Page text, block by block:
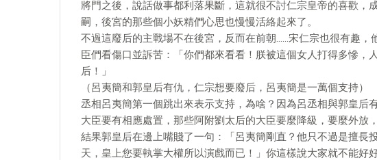
將門之後，說話做事都利落果斷，這就很不討仁宗皇帝的喜歡，
嗣，後宮的那些個小妖精們心思也慢慢活絡起來了。
不過這廢后的主戰場不在後宮，反而在前朝……宋仁宗也很有趣，
臣們看傷口並訴苦：「你們都來看看！朕被這個女人打得多慘，
后！」
（呂夷簡和郭皇后有仇，仁宗想要廢后，呂夷簡是一萬個支持）
丞相呂夷簡第一個跳出來表示支持，為啥？因為呂丞相與郭皇后
大臣要有相應處置，那些阿附劉太后的大臣要麼降級，要麼外放
結果郭皇后在邊上嘴賤了一句：「呂夷簡剛直？他只不過是擅長
天，皇上您要執掌大權所以演戲而已！」你這樣說大家就不能好